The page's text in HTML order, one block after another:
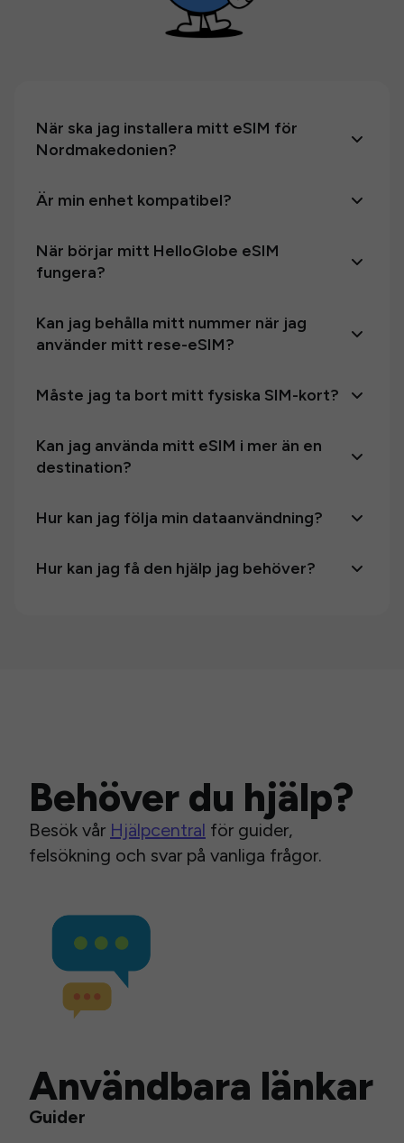
När ska jag installera mitt eSIM för
Nordmakedonien?
Är min enhet kompatibel?
När börjar mitt HelloGlobe eSIM
fungera?
Kan jag behålla mitt nummer när jag
använder mitt rese-eSIM?
Måste jag ta bort mitt fysiska SIM-kort?
Kan jag använda mitt eSIM i mer än en
destination?
Hur kan jag följa min dataanvändning?
Hur kan jag få den hjälp jag behöver?
Behöver du hjälp?
Besök vår Hjälpcentral för guider,
felsökning och svar på vanliga frågor.
Användbara länkar
Guider